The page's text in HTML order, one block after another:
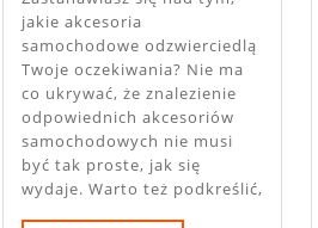
jakie akcesoria
samochodowe odzwierciedlą
Twoje oczekiwania? Nie ma
co ukrywać, że znalezienie
odpowiednich akcesoriów
samochodowych nie musi
być tak proste, jak się
wydaje. Warto też podkreślić,